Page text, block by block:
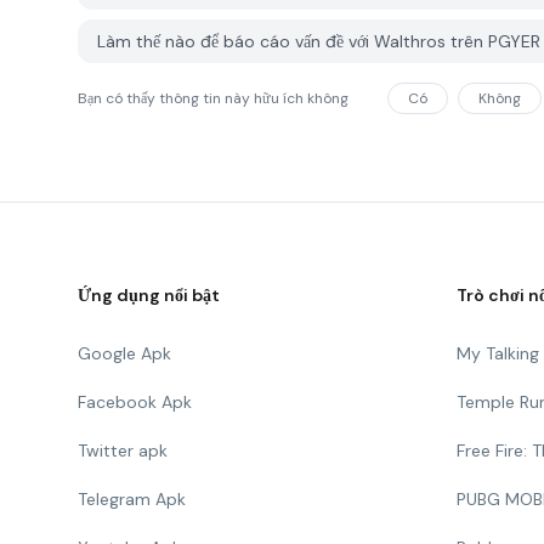
Làm thế nào để báo cáo vấn đề với Walthros trên PGYER
Bạn có thấy thông tin này hữu ích không Có Không
Ứng dụng nổi bật
Google Apk
Facebook Apk
Twitter apk
Telegram Apk
Trò chơi
My
Temple
Free Fire:
PUBG